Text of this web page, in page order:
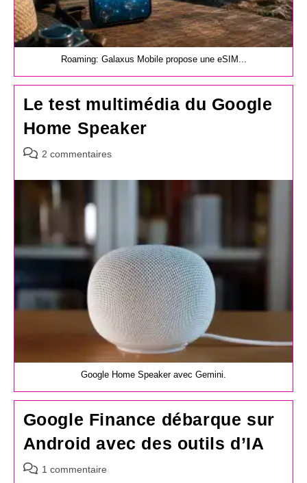
Roaming: Galaxus Mobile propose une eSIM...
Le test multimédia du Google
Home Speaker
Commentaires
la
2 commentaires
Google Home Speaker avec Gemini.
Google Finance débarque sur
Android avec des outils d’IA
Commentaires
1 commentaire